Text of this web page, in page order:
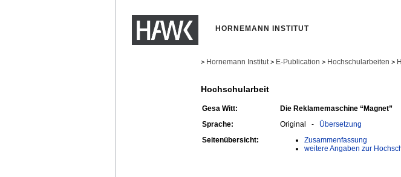
HORNEMANN INSTITUT
> Hornemann Institut > E-Publication > Hochschularbeiten >
Hochschularbeit
Gesa Witt: Die Reklamemaschine “Magnet”
Sprache: Original - Übersetzung
Seitenübersicht:
Zusammenfassung
weitere Angaben zur